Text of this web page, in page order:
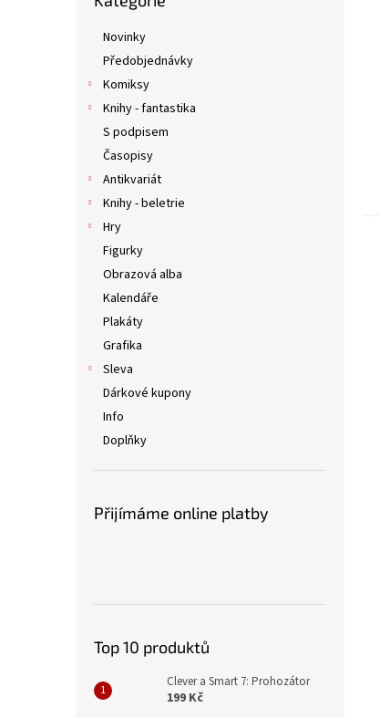
Novinky
Předobjednávky
Komiksy
Knihy - fantastika
S podpisem
Časopisy
Antikvariát
Knihy - beletrie
Hry
Figurky
Obrazová alba
Kalendáře
Plakáty
Grafika
Sleva
Dárkové kupony
Info
Doplňky
Přijímáme online platby
Top 10 produktů
Clever a Smart 7: Prohozátor
199 Kč